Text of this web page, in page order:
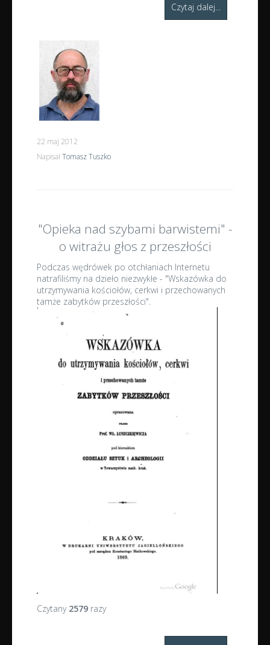
Czytaj dalej...
22 maj 2012
Napisał Tomasz Tuszko
"Opieka nad szybami barwistemi" -
o witrażu głos z przeszłości
Podczas wędrówek po otchłaniach Internetu
natrafiliśmy na dzieło niezwykłe - "Wskazówka do
utrzymywania kościołów, cerkwi i przechowanych
tamże zabytków przeszłości".
Czytany 2579razy